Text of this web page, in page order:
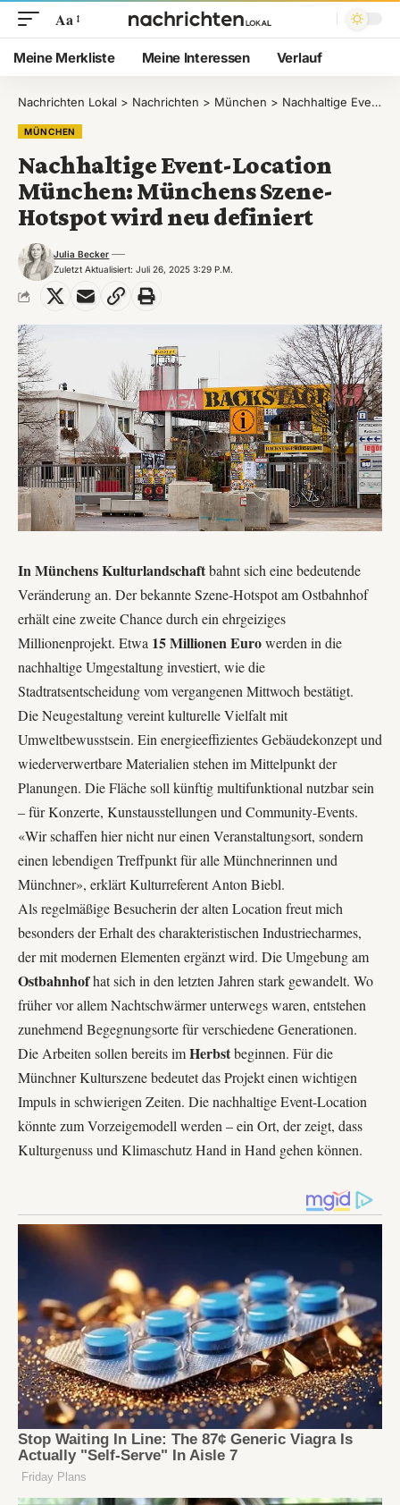
Aa
Meine Merkliste Meine Interessen Verlauf
Nachrichten Lokal > Nachrichten > München > Nachhaltige Event-Location München: Münchens Szene-Hotspot wird neu definiert
MÜNCHEN
Nachhaltige Event-Location
München: Münchens Szene-
Hotspot wird neu definiert
Zuletzt Aktualisiert: Juli 26, 2025 3:29 P.m.
Julia Becker
In Münchens Kulturlandschaftbahnt sich eine bedeutende
Veränderung an. Der bekannte Szene-Hotspot am Ostbahnhof
erhält eine zweite Chance durch ein ehrgeiziges
Millionenprojekt. Etwa 15 Millionen Eurowerden in die
nachhaltige Umgestaltung investiert, wie die
Stadtratsentscheidung vom vergangenen Mittwoch bestätigt.
Die Neugestaltung vereint kulturelle Vielfalt mit
Umweltbewusstsein. Ein energieeffizientes Gebäudekonzept und
wiederverwertbare Materialien stehen im Mittelpunkt der
Planungen. Die Fläche soll künftig multifunktional nutzbar sein
– fürKonzerte, Kunstausstellungen und Community-Events.
«Wir schaffen hier nicht nur einen Veranstaltungsort, sondern
einen lebendigen Treffpunkt für alle Münchnerinnen und
Münchner», erklärt Kulturreferent Anton Biebl.
Als regelmäßige Besucherin der alten Location freut mich
besonders der Erhalt des charakteristischen Industriecharmes,
der mit modernen Elementen ergänzt wird. Die Umgebung am
Ostbahnhofhat sich in den letzten Jahren stark gewandelt. Wo
früher vor allem Nachtschwärmer unterwegs waren, entstehen
zunehmend Begegnungsorte für verschiedene Generationen.
Die Arbeiten sollen bereits imHerbstbeginnen. Für die
Münchner Kulturszene bedeutet das Projekt einen wichtigen
Impuls in schwierigen Zeiten. Die nachhaltige Event-Location
könnte zum Vorzeigemodell werden – ein Ort, der zeigt, dass
Kulturgenussund KlimaschutzHand in Hand gehen können.